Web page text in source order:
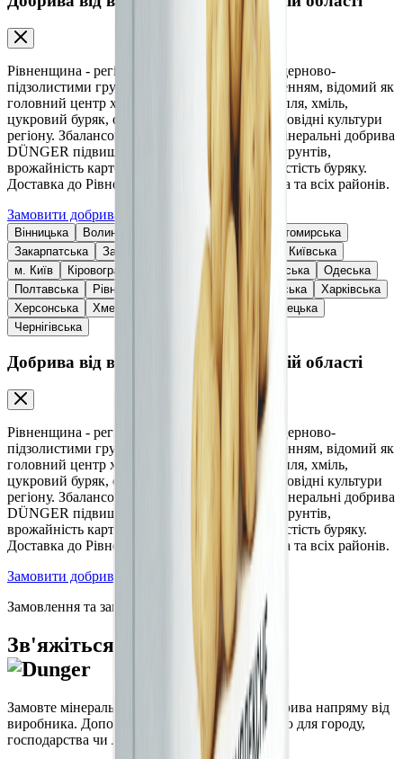
Рівненщина - регіон Українського Полісся з дерново-
підзолистими грунтами та достатнім зволоженням, відомий як
головний центр хмелярства в Україні. Картопля, хміль,
цукровий буряк, озима пшениця та ріпак - провідні культури
регіону. Збалансовані мінеральні та органо-мінеральні добрива
DÜNGER підвищують родючість поліських грунтів,
врожайність картоплі, якість хмелю та цукристість буряку.
Доставка до Рівного, Дубна, Острога, Вараша та всіх районів.
Замовити добрива
Вінницька Волинська Дніпропетровська
Житомирська
Закарпатська
Запорізька Івано-Франківська
Київська
м. Київ
Кіровоградська Львівська Миколаївська
Одеська
Полтавська
Рівненська Сумська Тернопільська
Харківська
Херсонська
Хмельницька Черкаська
Чернівецька
Чернігівська
Добрива від виробника у Рівненській області
Рівненщина - регіон Українського Полісся з дерново-
підзолистими грунтами та достатнім зволоженням, відомий як
головний центр хмелярства в Україні. Картопля, хміль,
цукровий буряк, озима пшениця та ріпак - провідні культури
регіону. Збалансовані мінеральні та органо-мінеральні добрива
DÜNGER підвищують родючість поліських грунтів,
врожайність картоплі, якість хмелю та цукристість буряку.
Доставка до Рівного, Дубна, Острога, Вараша та всіх районів.
Замовити добрива
Замовлення та запити
Зв'яжіться з нами
Замовте мінеральні та органо-мінеральні добрива напряму від
виробника. Допоможемо підібрати продукцію для городу,
господарства чи ландшафту.